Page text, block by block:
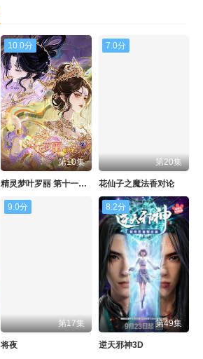
10.0分
第10集
精灵梦叶罗丽 第十一季（下）
7.0分
第20集
花仙子之魔法香对论
9.0分
第17集
将夜
8.2分
第49集
逆天邪神3D